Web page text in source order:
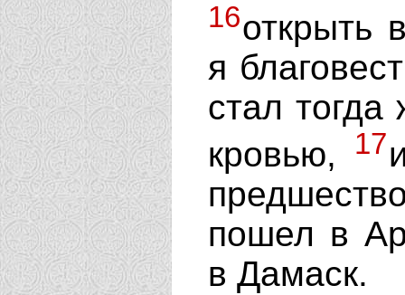
16открыть
я
стал тогда
кровью,
17
пошел в
в Дамаск.